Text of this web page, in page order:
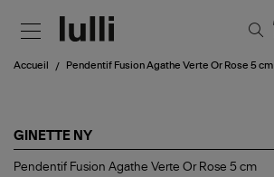
Accueil Pendentif Fusion Agathe Verte Or Rose 5 cm
GINETTE NY
Pendentif
Pendentif Fusion Agathe Verte Or Rose 5 cm